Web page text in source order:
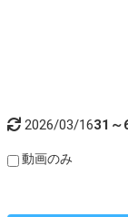
2026/03/1631～
動画のみ